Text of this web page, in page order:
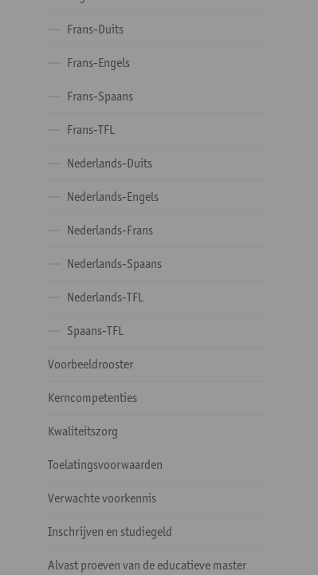
Frans-Duits
Frans-Engels
Frans-Spaans
Frans-TFL
Nederlands-Duits
Nederlands-Engels
Nederlands-Frans
Nederlands-Spaans
Nederlands-TFL
Spaans-TFL
Voorbeeldrooster
Kerncompetenties
Kwaliteitszorg
Toelatingsvoorwaarden
Verwachte voorkennis
Inschrijven en studiegeld
Alvast proeven van de educatieve master